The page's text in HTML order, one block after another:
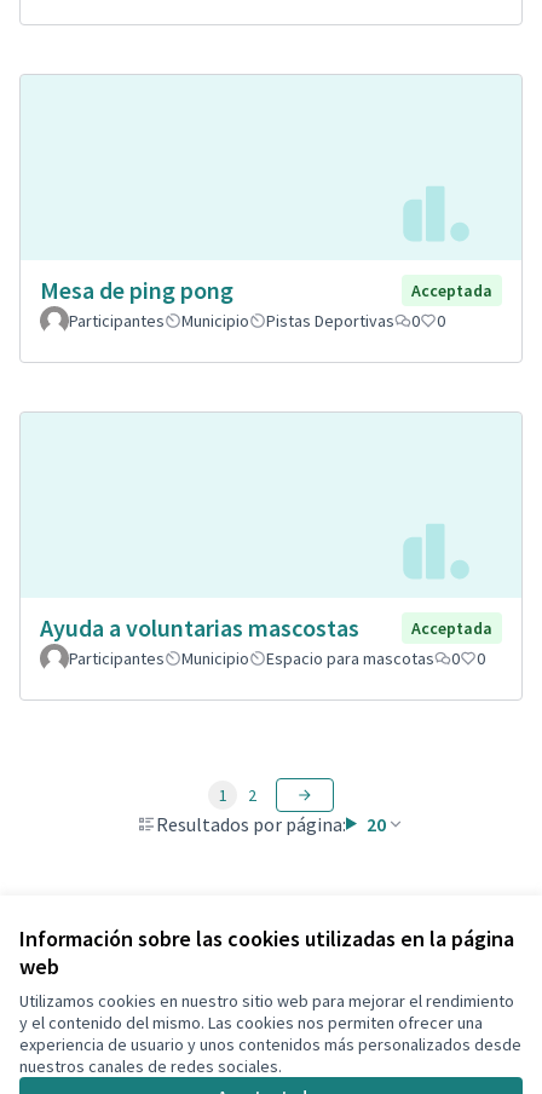
Información sobre las cookies utilizadas en la página
web
Utilizamos cookies en nuestro sitio web para mejorar el rendimiento
y el contenido del mismo. Las cookies nos permiten ofrecer una
experiencia de usuario y unos contenidos más personalizados desde
nuestros canales de redes sociales.
Mesa de ping pong
Acceptada
Participantes
Municipio Pistas Deportivas 0 0
Ayuda a voluntarias mascostas
Acceptada
Participantes
Municipio Espacio para mascotas 0 0
Resultados por página: 20
1 2
Ver todas las propuestas retiradas
Términos y condiciones de uso
Configuración de cookies
Decidim Calafell en X
(Enlace externo)
Decidim Calafell en Facebook
Decidim Calafell en YouTube
Decidim Calafell en GitHub
(Enlace externo)